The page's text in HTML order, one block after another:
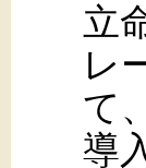
立
レ
て
導